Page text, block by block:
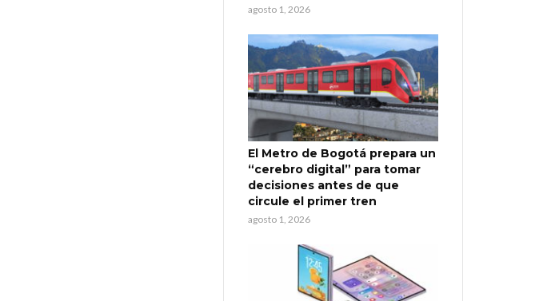
agosto 1, 2026
El Metro de Bogotá prepara un
“cerebro digital” para tomar
decisiones antes de que
circule el primer tren
agosto 1, 2026